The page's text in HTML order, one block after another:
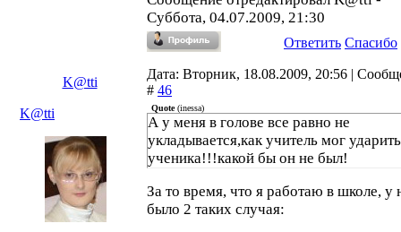
Суббота, 04.07.2009, 21:30
Ответить Спасибо
K@tti
Дата: Вторник, 18.08.2009, 20:56 |
# 46
K@tti
Quote(inessa)
А у меня в голове все равно не
укладывается,как учитель мог ударить
ученика!!!какой бы он не был!
За то время, что я работаю в школе, у
было 2 таких случая: